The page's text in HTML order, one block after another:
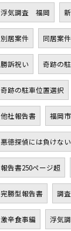
浮気調査 福岡
別居案件 同居案件
勝訴祝い 奇跡の
奇跡の駐車位置選択
他社報告書 福岡
悪徳探偵には負けない
報告書250ページ超
完勝型報告書 調
激辛食事編 浮気